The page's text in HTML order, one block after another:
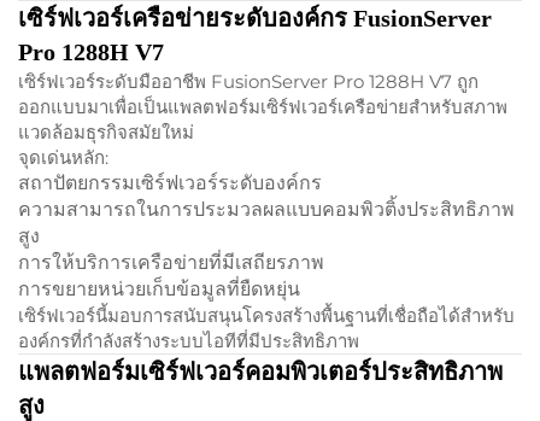
เซิร์ฟเวอร์เครือข่ายระดับองค์กร FusionServer
Pro 1288H V7
เซิร์ฟเวอร์ระดับมืออาชีพ FusionServer Pro 1288H V7 ถูก
ออกแบบมาเพื่อเป็นแพลตฟอร์มเซิร์ฟเวอร์เครือข่ายสำหรับสภาพ
แวดล้อมธุรกิจสมัยใหม่
จุดเด่นหลัก:
สถาปัตยกรรมเซิร์ฟเวอร์ระดับองค์กร
ความสามารถในการประมวลผลแบบคอมพิวติ้งประสิทธิภาพ
สูง
การให้บริการเครือข่ายที่มีเสถียรภาพ
การขยายหน่วยเก็บข้อมูลที่ยืดหยุ่น
เซิร์ฟเวอร์นี้มอบการสนับสนุนโครงสร้างพื้นฐานที่เชื่อถือได้สำหรับ
องค์กรที่กำลังสร้างระบบไอทีที่มีประสิทธิภาพ
แพลตฟอร์มเซิร์ฟเวอร์คอมพิวเตอร์ประสิทธิภาพ
สูง